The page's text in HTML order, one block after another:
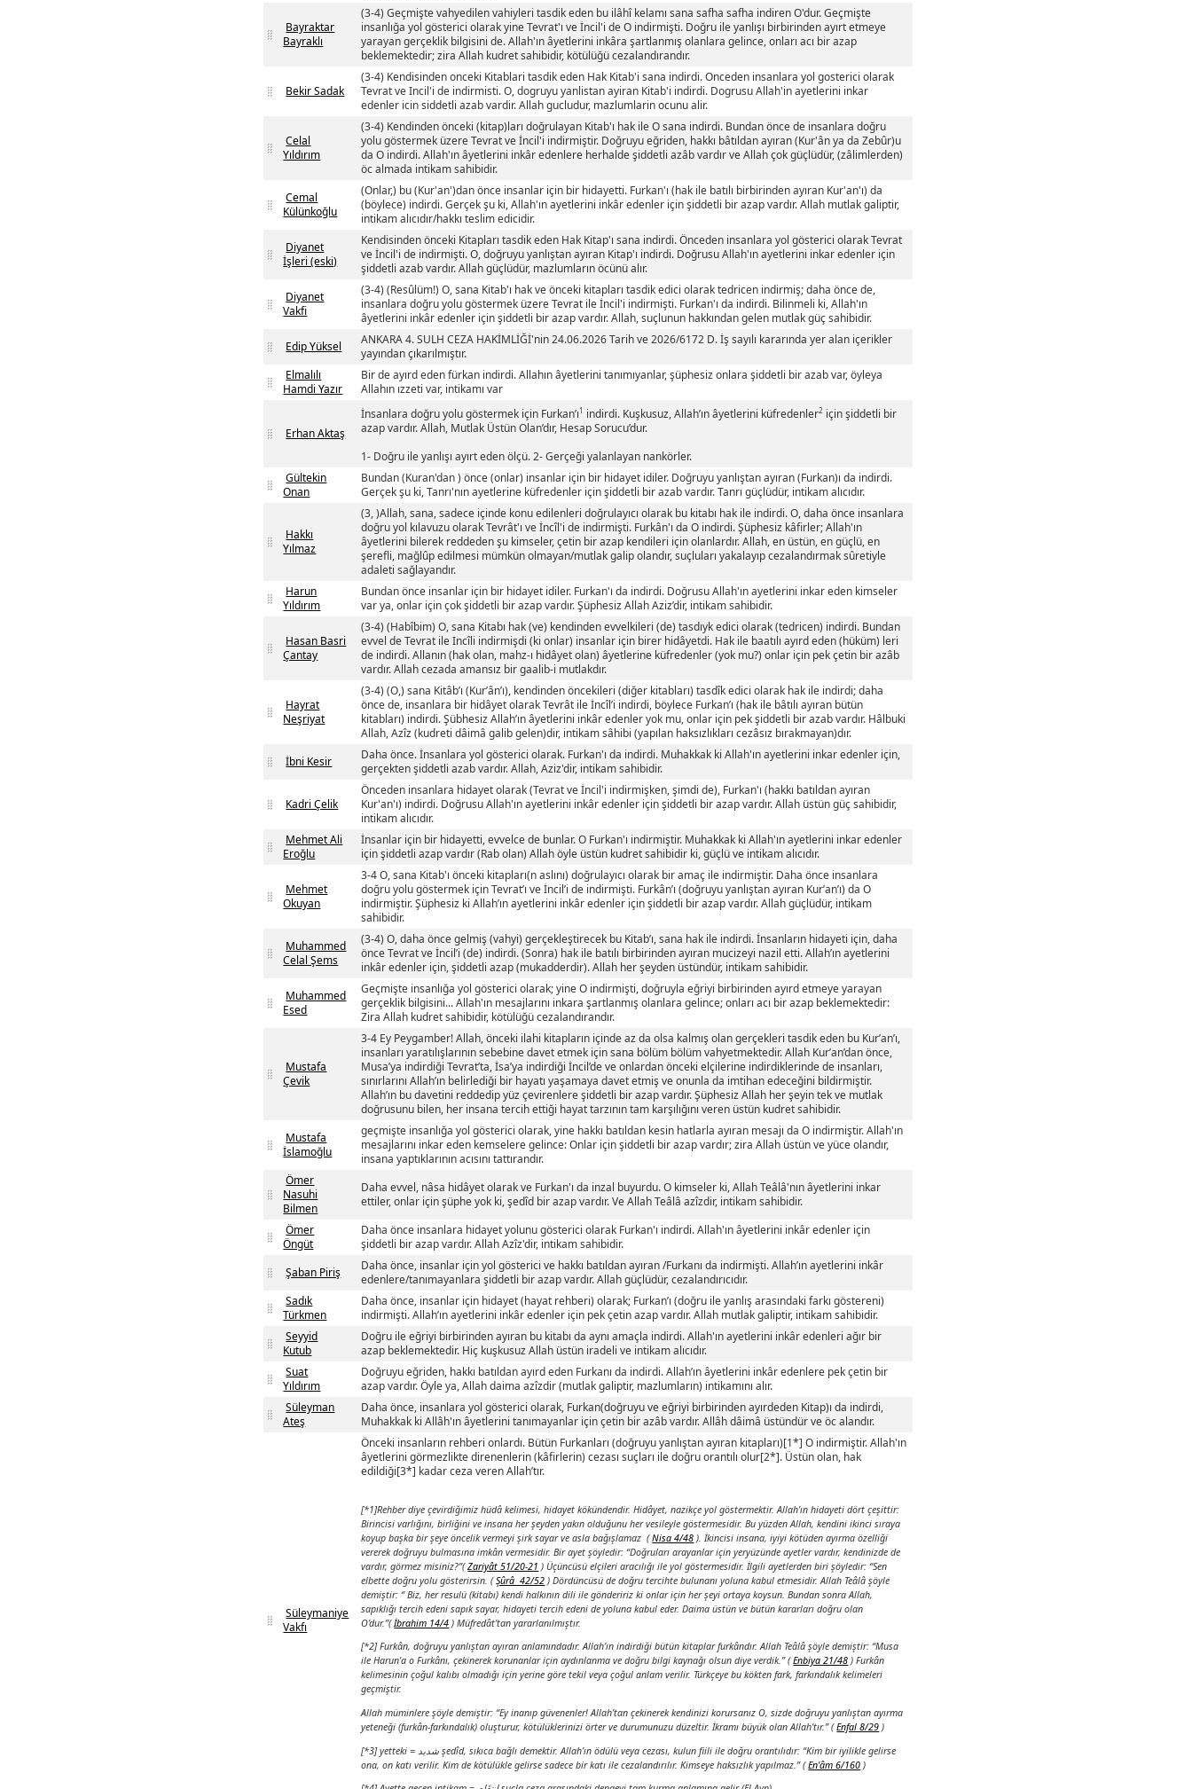
Bayraktar
Bayraklı
(3-4) Geçmişte vahyedilen vahiyleri tasdik eden bu ilâhî kelamı sana safha safha indiren O'dur. Geçmişte
insanlığa yol gösterici olarak yine Tevrat'ı ve İncil'i de O indirmişti. Doğru ile yanlışı birbirinden ayırt etmeye
yarayan gerçeklik bilgisini de. Allah'ın âyetlerini inkâra şartlanmış olanlara gelince, onları acı bir azap
beklemektedir; zira Allah kudret sahibidir, kötülüğü cezalandırandır.
Bekir Sadak
(3-4) Kendisinden onceki Kitablari tasdik eden Hak Kitab'i sana indirdi. Onceden insanlara yol gosterici olarak
Tevrat ve Incil'i de indirmisti. O, dogruyu yanlistan ayiran Kitab'i indirdi. Dogrusu Allah'in ayetlerini inkar
edenler icin siddetli azab vardir. Allah gucludur, mazlumlarin ocunu alir.
Celal
Yıldırım
(3-4) Kendinden önceki (kitap)ları doğrulayan Kitab'ı hak ile O sana indirdi. Bundan önce de insanlara doğru
yolu göstermek üzere Tevrat ve İncil'i indirmiştir. Doğruyu eğriden, hakkı bâtıldan ayıran (Kur'ân ya da Zebûr)u
da O indirdi. Allah'ın âyetlerini inkâr edenlere herhalde şiddetli azâb vardır ve Allah çok güçlüdür, (zâlimlerden)
öc almada intikam sahibidir.
Cemal
Külünkoğlu
(Onlar,) bu (Kur'an')dan önce insanlar için bir hidayetti. Furkan'ı (hak ile batılı birbirinden ayıran Kur'an'ı) da
(böylece) indirdi. Gerçek şu ki, Allah'ın ayetlerini inkâr edenler için şiddetli bir azap vardır. Allah mutlak galiptir,
intikam alıcıdır/hakkı teslim edicidir.
Diyanet
İşleri (eski)
Kendisinden önceki Kitapları tasdik eden Hak Kitap'ı sana indirdi. Önceden insanlara yol gösterici olarak Tevrat
ve İncil'i de indirmişti. O, doğruyu yanlıştan ayıran Kitap'ı indirdi. Doğrusu Allah'ın ayetlerini inkar edenler için
şiddetli azab vardır. Allah güçlüdür, mazlumların öcünü alır.
Diyanet
Vakfi
(3-4) (Resûlüm!) O, sana Kitab'ı hak ve önceki kitapları tasdik edici olarak tedricen indirmiş; daha önce de,
insanlara doğru yolu göstermek üzere Tevrat ile İncil'i indirmişti. Furkan'ı da indirdi. Bilinmeli ki, Allah'ın
âyetlerini inkâr edenler için şiddetli bir azap vardır. Allah, suçlunun hakkından gelen mutlak güç sahibidir.
Edip Yüksel
ANKARA 4. SULH CEZA HAKİMLİĞİ'nin 24.06.2026 Tarih ve 2026/6172 D. İş sayılı kararında yer alan içerikler
yayından çıkarılmıştır.
Elmalılı
Hamdi Yazır
Bir de ayırd eden fürkan indirdi. Allahın âyetlerini tanımıyanlar, şüphesiz onlara şiddetli bir azab var, öyleya
Allahın ızzeti var, intikamı var
Erhan Aktaş
İnsanlara doğru yolu göstermek için Furkan’ı1 indirdi. Kuşkusuz, Allah’ın âyetlerini küfredenler2 için şiddetli bir
azap vardır. Allah, Mutlak Üstün Olan’dır, Hesap Sorucu’dur.
1- Doğru ile yanlışı ayırt eden ölçü. 2- Gerçeği yalanlayan nankörler.
Gültekin
Onan
Bundan (Kuran'dan ) önce (onlar) insanlar için bir hidayet idiler. Doğruyu yanlıştan ayıran (Furkan)ı da indirdi.
Gerçek şu ki, Tanrı'nın ayetlerine küfredenler için şiddetli bir azab vardır. Tanrı güçlüdür, intikam alıcıdır.
Hakkı
Yılmaz
(3, )Allah, sana, sadece içinde konu edilenleri doğrulayıcı olarak bu kitabı hak ile indirdi. O, daha önce insanlara
doğru yol kılavuzu olarak Tevrât'ı ve İncîl'i de indirmişti. Furkân'ı da O indirdi. Şüphesiz kâfirler; Allah'ın
âyetlerini bilerek reddeden şu kimseler, çetin bir azap kendileri için olanlardır. Allah, en üstün, en güçlü, en
şerefli, mağlûp edilmesi mümkün olmayan/mutlak galip olandır, suçluları yakalayıp cezalandırmak sûretiyle
adaleti sağlayandır.
Harun
Yıldırım
Bundan önce insanlar için bir hidayet idiler. Furkan'ı da indirdi. Doğrusu Allah'ın ayetlerini inkar eden kimseler
var ya, onlar için çok şiddetli bir azap vardır. Şüphesiz Allah Aziz’dir, intikam sahibidir.
Hasan Basri
Çantay
(3-4) (Habîbim) O, sana Kitabı hak (ve) kendinden evvelkileri (de) tasdıyk edici olarak (tedricen) indirdi. Bundan
evvel de Tevrat ile Incîli indirmişdi (ki onlar) insanlar için birer hidâyetdi. Hak ile baatılı ayırd eden (hüküm) leri
de indirdi. Allanın (hak olan, mahz-ı hidâyet olan) âyetlerine küfredenler (yok mu?) onlar için pek çetin bir azâb
vardır. Allah cezada amansız bir gaalib-i mutlakdır.
Hayrat
Neşriyat
(3-4) (O,) sana Kitâb’ı (Kur’ân’ı), kendinden öncekileri (diğer kitabları) tasdîk edici olarak hak ile indirdi; daha
önce de, insanlara bir hidâyet olarak Tevrât ile İncîl’i indirdi, böylece Furkan’ı (hak ile bâtılı ayıran bütün
kitabları) indirdi. Şübhesiz Allah’ın âyetlerini inkâr edenler yok mu, onlar için pek şiddetli bir azab vardır. Hâlbuki
Allah, Azîz (kudreti dâimâ galib gelen)dir, intikam sâhibi (yapılan haksızlıkları cezâsız bırakmayan)dır.
İbni Kesir
Daha önce. İnsanlara yol gösterici olarak. Furkan'ı da indirdi. Muhakkak ki Allah'ın ayetlerini inkar edenler için,
gerçekten şiddetli azab vardır. Allah, Aziz'dir, intikam sahibidir.
Kadri Çelik
Önceden insanlara hidayet olarak (Tevrat ve İncil'i indirmişken, şimdi de), Furkan'ı (hakkı batıldan ayıran
Kur'an'ı) indirdi. Doğrusu Allah'ın ayetlerini inkâr edenler için şiddetli bir azap vardır. Allah üstün güç sahibidir,
intikam alıcıdır.
Mehmet Ali
Eroğlu
İnsanlar için bir hidayetti, evvelce de bunlar. O Furkan'ı indirmiştir. Muhakkak ki Allah'ın ayetlerini inkar edenler
için şiddetli azap vardır (Rab olan) Allah öyle üstün kudret sahibidir ki, güçlü ve intikam alıcıdır.
Mehmet
Okuyan
3-4 O, sana Kitab'ı önceki kitapları(n aslını) doğrulayıcı olarak bir amaç ile indirmiştir. Daha önce insanlara
doğru yolu göstermek için Tevrat’ı ve İncil’i de indirmişti. Furkân’ı (doğruyu yanlıştan ayıran Kur’an’ı) da O
indirmiştir. Şüphesiz ki Allah’ın ayetlerini inkâr edenler için şiddetli bir azap vardır. Allah güçlüdür, intikam
sahibidir.
Muhammed
Celal Şems
(3-4) O, daha önce gelmiş (vahyi) gerçekleştirecek bu Kitab’ı, sana hak ile indirdi. İnsanların hidayeti için, daha
önce Tevrat ve İncil’i (de) indirdi. (Sonra) hak ile batılı birbirinden ayıran mucizeyi nazil etti. Allah’ın ayetlerini
inkâr edenler için, şiddetli azap (mukadderdir). Allah her şeyden üstündür, intikam sahibidir.
Muhammed
Esed
Geçmişte insanlığa yol gösterici olarak; yine O indirmişti, doğruyla eğriyi birbirinden ayırd etmeye yarayan
gerçeklik bilgisini... Allah'ın mesajlarını inkara şartlanmış olanlara gelince; onları acı bir azap beklemektedir:
Zira Allah kudret sahibidir, kötülüğü cezalandırandır.
Mustafa
Çevik
3-4 Ey Peygamber! Allah, önceki ilahi kitapların içinde az da olsa kalmış olan gerçekleri tasdik eden bu Kur’an’ı,
insanları yaratılışlarının sebebine davet etmek için sana bölüm bölüm vahyetmektedir. Allah Kur’an’dan önce,
Musa’ya indirdiği Tevrat’ta, İsa’ya indirdiği İncil’de ve onlardan önceki elçilerine indirdiklerinde de insanları,
sınırlarını Allah’ın belirlediği bir hayatı yaşamaya davet etmiş ve onunla da imtihan edeceğini bildirmiştir.
Allah’ın bu davetini reddedip yüz çevirenlere şiddetli bir azap vardır. Şüphesiz Allah her şeyin tek ve mutlak
doğrusunu bilen, her insana tercih ettiği hayat tarzının tam karşılığını veren üstün kudret sahibidir.
Mustafa
İslamoğlu
geçmişte insanlığa yol gösterici olarak, yine hakkı batıldan kesin hatlarla ayıran mesajı da O indirmiştir. Allah'ın
mesajlarını inkar eden kemselere gelince: Onlar için şiddetli bir azap vardır; zira Allah üstün ve yüce olandır,
insana yaptıklarının acısını tattırandır.
Ömer
Nasuhi
Bilmen
Daha evvel, nâsa hidâyet olarak ve Furkan'ı da inzal buyurdu. O kimseler ki, Allah Teâlâ'nın âyetlerini inkar
ettiler, onlar için şüphe yok ki, şedîd bir azap vardır. Ve Allah Teâlâ azîzdir, intikam sahibidir.
Ömer
Öngüt
Daha önce insanlara hidayet yolunu gösterici olarak Furkan'ı indirdi. Allah'ın âyetlerini inkâr edenler için
şiddetli bir azap vardır. Allah Azîz'dir, intikam sahibidir.
Şaban Piriş
Daha önce, insanlar için yol gösterici ve hakkı batıldan ayıran /Furkanı da indirmişti. Allah’ın ayetlerini inkâr
edenlere/tanımayanlara şiddetli bir azap vardır. Allah güçlüdür, cezalandırıcıdır.
Sadık
Türkmen
Daha önce, insanlar için hidayet (hayat rehberi) olarak; Furkan’ı (doğru ile yanlış arasındaki farkı göstereni)
indirmişti. Allah’ın ayetlerini inkâr edenler için pek çetin azap vardır. Allah mutlak galiptir, intikam sahibidir.
Seyyid
Kutub
Doğru ile eğriyi birbirinden ayıran bu kitabı da aynı amaçla indirdi. Allah'ın ayetlerini inkâr edenleri ağır bir
azap beklemektedir. Hiç kuşkusuz Allah üstün iradeli ve intikam alıcıdır.
Suat
Yıldırım
Doğruyu eğriden, hakkı batıldan ayırd eden Furkanı da indirdi. Allah’ın âyetlerini inkâr edenlere pek çetin bir
azap vardır. Öyle ya, Allah daima azîzdir (mutlak galiptir, mazlumların) intikamını alır.
Süleyman
Ateş
Daha önce, insanlara yol gösterici olarak, Furkan(doğruyu ve eğriyi birbirinden ayırdeden Kitap)ı da indirdi,
Muhakkak ki Allâh'ın âyetlerini tanımayanlar için çetin bir azâb vardır. Allâh dâimâ üstündür ve öc alandır.
Süleymaniye
Vakfı
Önceki insanların rehberi onlardı. Bütün Furkanları (doğruyu yanlıştan ayıran kitapları)[1*] O indirmiştir. Allah'ın
âyetlerini görmezlikte direnenlerin (kâfirlerin) cezası suçları ile doğru orantılı olur[2*]. Üstün olan, hak
edildiği[3*] kadar ceza veren Allah’tır.
[*1]Rehber diye çevirdiğimiz hüdâ kelimesi, hidayet kökündendir. Hidâyet, nazikçe yol göstermektir. Allah’ın hidayeti dört çeşittir:
Birincisi varlığını, birliğini ve insana her şeyden yakın olduğunu her vesileyle göstermesidir. Bu yüzden Allah, kendini ikinci sıraya
koyup başka bir şeye öncelik vermeyi şirk sayar ve asla bağışlamaz ( Nisa 4/48 ). İkincisi insana, iyiyi kötüden ayırma özelliği
vererek doğruyu bulmasına imkân vermesidir. Bir ayet şöyledir:“Doğruları arayanlar için yeryüzünde ayetler vardır, kendinizde de
vardır, görmez misiniz?”( Zariyât 51/20-21 )Üçüncüsü elçileri aracılığı ile yol göstermesidir. İlgili ayetlerden biri şöyledir: “Sen
elbette doğru yolu gösterirsin. ( Şûrâ 42/52 )Dördüncüsü de doğru tercihte bulunanı yoluna kabul etmesidir. Allah Teâlâ şöyle
demiştir:“ Biz, her resulü (kitabı) kendi halkının dili ile göndeririz ki onlar için her şeyi ortaya koysun. Bundan sonra Allah,
sapıklığı tercih edeni sapık sayar, hidayeti tercih edeni de yoluna kabul eder. Daima üstün ve bütün kararları doğru olan
O’dur.”( İbrahim 14/4 ) Müfredât’tan yararlanılmıştır.
[*2]Furkân, doğruyu yanlıştan ayıran anlamındadır. Allah’ın indirdiği bütün kitaplar furkândır. Allah Teâlâ şöyle demiştir:“Musa
ile Harun’a o Furkânı, çekinerek korunanlar için aydınlanma ve doğru bilgi kaynağı olsun diye verdik.” ( Enbiya 21/48 ) Furkân
kelimesinin çoğul kalıbı olmadığı için yerine göre tekil veya çoğul anlam verilir. Türkçeye bu kökten fark, farkındalık kelimeleri
geçmiştir.
Allah müminlere şöyle demiştir:“Ey inanıp güvenenler! Allah’tan çekinerek kendinizi korursanız O, sizde doğruyu yanlıştan ayırma
yeteneği (furkân-farkındalık) oluşturur, kötülüklerinizi örter ve durumunuzu düzeltir. İkramı büyük olan Allah’tır.” ( Enfal 8/29 )
[*3]
yetteki = شديد şedîd, sıkıca bağlı demektir. Allah’ın ödülü veya cezası, kulun fiili ile doğru orantılıdır: “Kim bir iyilikle gelirse
ona, on katı verilir. Kim de kötülükle gelirse sadece bir katı ile cezalandırılır. Kimseye haksızlık yapılmaz.” ( En'âm 6/160 )